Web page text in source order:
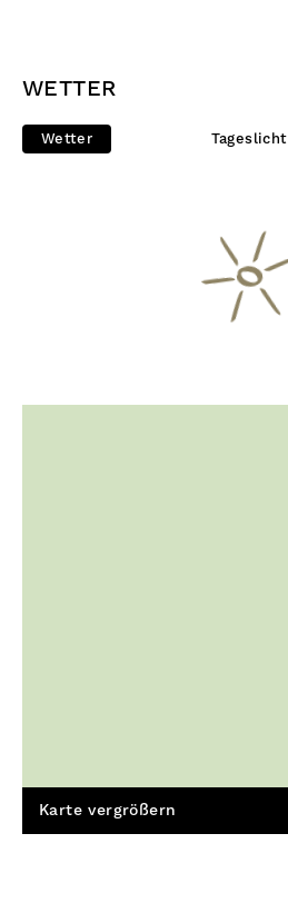
WETTER
Wetter Tageslicht
Karte vergrößern